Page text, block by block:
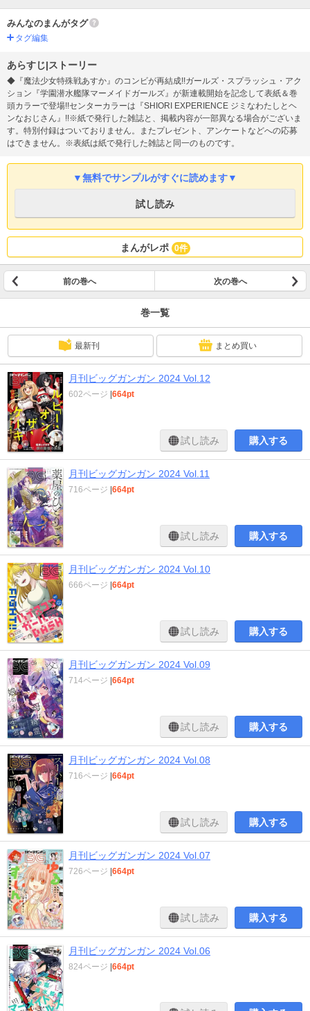
みんなのまんがタグ
タグ編集
あらすじ|ストーリー
◆『魔法少女特殊戦あすか』のコンビが再結成!!ガールズ・スプラッシュ・アク
ション『学園潜水艦隊マーメイドガールズ』が新連載開始を記念して表紙＆巻
頭カラーで登場!!センターカラーは『SHIORI EXPERIENCE ジミなわたしとヘ
ンなおじさん』!!※紙で発行した雑誌と、掲載内容が一部異なる場合がございま
す。特別付録はついておりません。またプレゼント、アンケートなどへの応募
はできません。※表紙は紙で発行した雑誌と同一のものです。
▼無料でサンプルがすぐに読めます▼
試し読み
まんがレポ 0件
前の巻へ 次の巻へ
巻一覧
最新刊 まとめ買い
月刊ビッグガンガン 2024 Vol.12
602ページ 664pt
試し読み 購入する
月刊ビッグガンガン 2024 Vol.11
716ページ 664pt
試し読み 購入する
月刊ビッグガンガン 2024 Vol.10
666ページ 664pt
試し読み 購入する
月刊ビッグガンガン 2024 Vol.09
714ページ 664pt
試し読み 購入する
月刊ビッグガンガン 2024 Vol.08
716ページ 664pt
試し読み 購入する
月刊ビッグガンガン 2024 Vol.07
726ページ 664pt
試し読み 購入する
月刊ビッグガンガン 2024 Vol.06
824ページ 664pt